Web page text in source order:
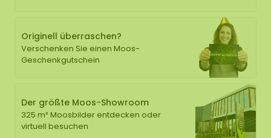
Originell überraschen?
Verschenken Sie einen Moos-
Geschenkgutschein
Der größte Moos-Showroom
325 m² Moosbilder entdecken oder
virtuell besuchen